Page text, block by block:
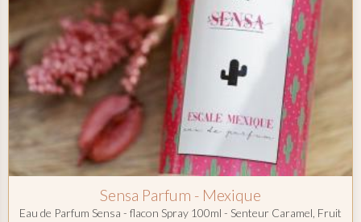
Sensa Parfum - Mexique
Eau de Parfum Sensa - flacon Spray 100ml - Senteur Caramel, Fruit